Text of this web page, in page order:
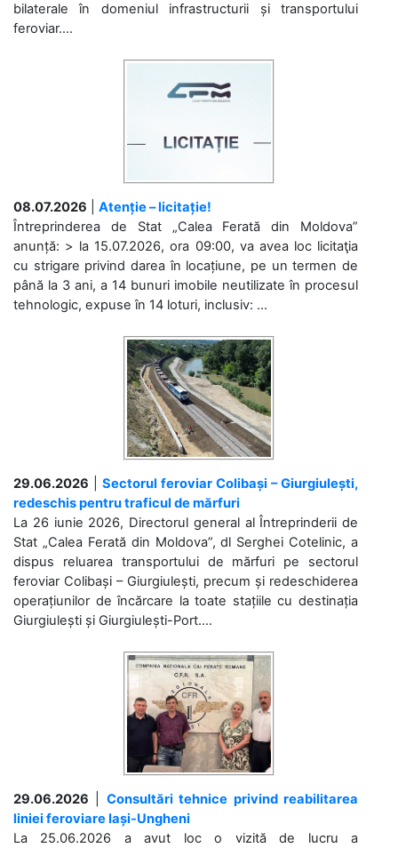
bilaterale în domeniul infrastructurii și transportului
feroviar....
08.07.2026
Atenție – licitație!
Întreprinderea de Stat „Calea Ferată din Moldova”
anunță: > la 15.07.2026, ora 09:00, va avea loc licitaţia
cu strigare privind darea în locațiune, pe un termen de
până la 3 ani, a 14 bunuri imobile neutilizate în procesul
tehnologic, expuse în 14 loturi, inclusiv: ...
29.06.2026
Sectorul feroviar Colibași – Giurgiulești,
redeschis pentru traficul de mărfuri
La 26 iunie 2026, Directorul general al Întreprinderii de
Stat „Calea Ferată din Moldova”, dl Serghei Cotelinic, a
dispus reluarea transportului de mărfuri pe sectorul
feroviar Colibași – Giurgiulești, precum și redeschiderea
operațiunilor de încărcare la toate stațiile cu destinația
Giurgiulești și Giurgiulești-Port....
29.06.2026
Consultări tehnice privind reabilitarea
liniei feroviare Iași-Ungheni
La 25.06.2026 a avut loc o vizită de lucru a